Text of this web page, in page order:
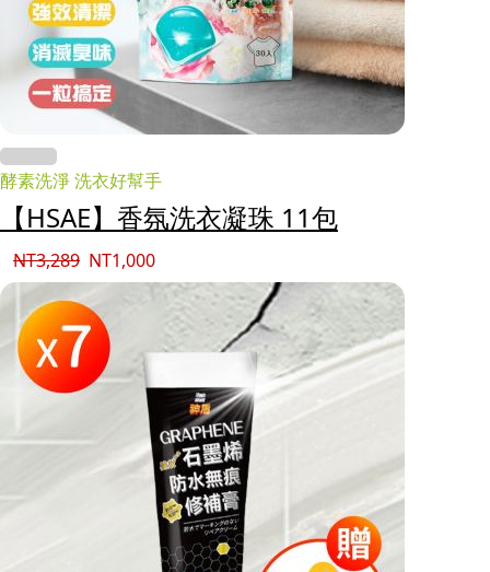
酵素洗淨 洗衣好幫手
【HSAE】香氛洗衣凝珠 11包
NT3,289 NT1,000